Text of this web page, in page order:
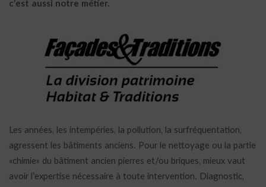
c’est aussi notre métier.
Les années, les intempéries, la pollution, la surfréquentation,
agressent les bâtiments anciens. Pour le nettoyage ou la partie
«chimie» du bâtiment ancien pierres et/ou briques, mieux vaut
avoir l’expertise nécessaire à toute intervention. Diagnostic,